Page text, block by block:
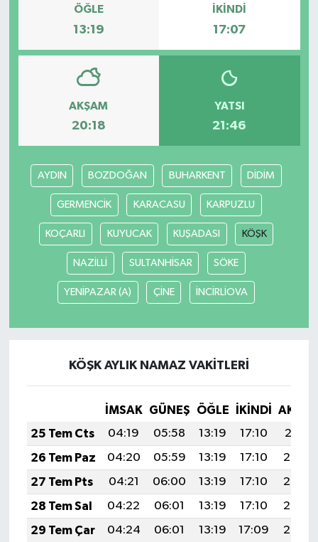
ÖĞLE
13:19
İKINDI
17:07
AKŞAM
20:18
YATSI
21:46
AYDIN BOZDOĞAN BUHARKENT DİDİM
GERMENCİK KARACASU KARPUZLU
KOÇARLI KUYUCAK KUŞADASI KÖŞK
NAZİLLİ SULTANHİSAR SÖKE
YENİPAZAR (A) ÇİNE İNCİRLİOVA
KÖŞK AYLIK NAMAZ VAKITLERI
İMSAK GÜNEŞ ÖĞLE İKINDI
25 Tem Cts
04:19 05:58 13:19 17:10
20:31
26 Tem Paz
04:20 05:59 13:19 17:10
20:30
27 Tem Pts
04:21 06:00 13:19 17:10
20:29
28 Tem Sal
04:22 06:01 13:19 17:10
20:28
29 Tem Çar
04:24 06:01 13:19 17:09
20:27